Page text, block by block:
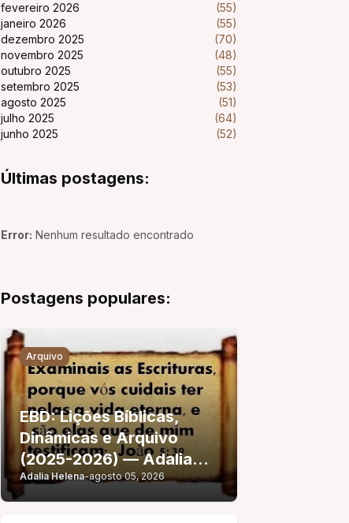
fevereiro 2026
(55)
janeiro 2026
(55)
dezembro 2025
(70)
novembro 2025
(48)
outubro 2025
(55)
setembro 2025
(53)
agosto 2025
(51)
julho 2025
(64)
junho 2025
(52)
Últimas postagens:
Error: Nenhum resultado encontrado
Postagens populares:
Arquivo
EBD: Lições Bíblicas,
Dinâmicas e Arquivo
(2025-2026) — Adalia
Helena
Adalia Helena-agosto 05, 2026